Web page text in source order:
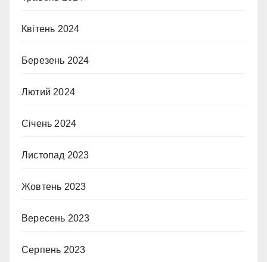
Квітень 2024
Березень 2024
Лютий 2024
Січень 2024
Листопад 2023
Жовтень 2023
Вересень 2023
Серпень 2023